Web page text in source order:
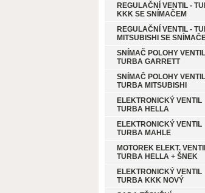
REGULAČNÍ VENTIL -
KKK SE SNÍMAČEM
REGULAČNÍ VENTIL -
MITSUBISHI SE
SNÍMAČ POLOHY
TURBA GARRETT
SNÍMAČ POLOHY
TURBA MITSUBISHI
ELEKTRONICKÝ VENTIL
TURBA HELLA
ELEKTRONICKÝ VENTIL
TURBA MAHLE
MOTOREK ELEKT.
TURBA HELLA + ŠNEK
ELEKTRONICKÝ VENTIL
TURBA KKK NOVÝ